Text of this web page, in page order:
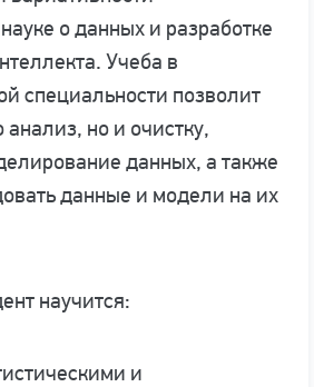
о данных и разработке
Учеба в
специальности позволит
анализ, но и очистку,
данных, а также
данные и модели на их
научится:
и